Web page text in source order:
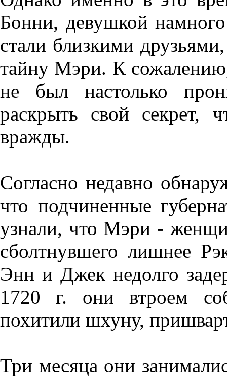
Бонни, девушкой
стали близкими
тайну Мэри. К
не был настолько
раскрыть свой секрет,
вражды.
Согласно недавно
что подчиненные
узнали, что Мэри -
сболтнувшего лишнее
Энн и Джек недолго
1720 г. они втроем
похитили шхуну,
Три месяца они